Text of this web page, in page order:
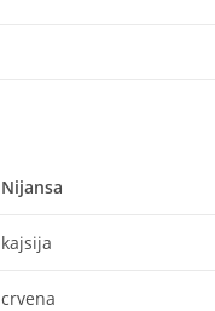
Nijansa
kajsija
crvena